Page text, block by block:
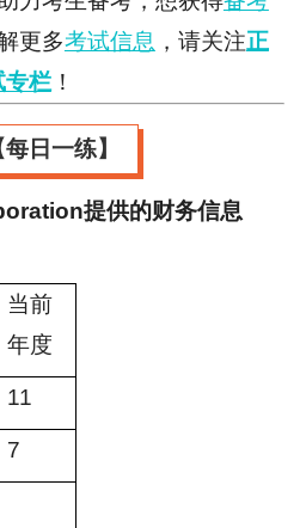
更多考试信息 ，请关注正
专栏！
每日一练】
提供的财务信息
当前
年度
11
7